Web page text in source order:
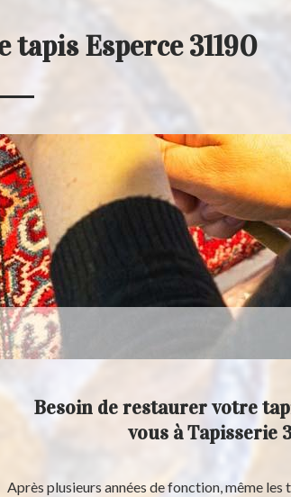
Esperce 31190
Besoin de restaurer votre
vous à Tapisserie
Après plusieurs années de fonction, même les